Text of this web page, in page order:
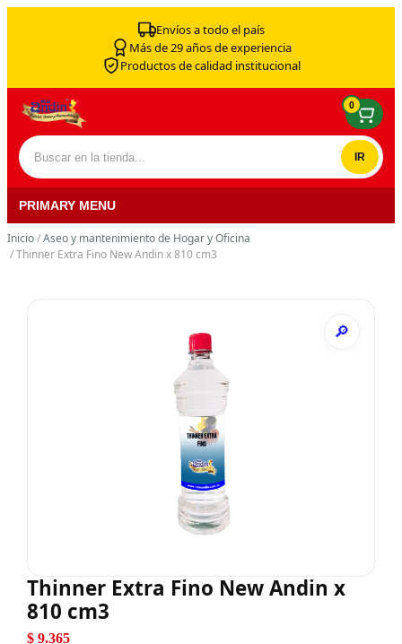
Envíos a todo el país
Más de 29 años de experiencia
Productos de calidad institucional
Buscar por:
0
PRIMARY MENU
Inicio/Aseo y mantenimiento de Hogar y Oficina
/ Thinner Extra Fino New Andin x 810 cm3
Thinner Extra Fino New Andin x
810 cm3
$9.365